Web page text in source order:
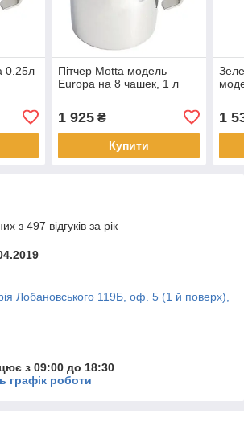
0.25л
Пітчер Motta модель
Europa на 8 чашек, 1 л
1 925₴
Купити
1
з 497 відгуків за рік
Лобановського 119Б, оф. 5 (1 й поверх),
з 09:00 до 18:30
графік роботи